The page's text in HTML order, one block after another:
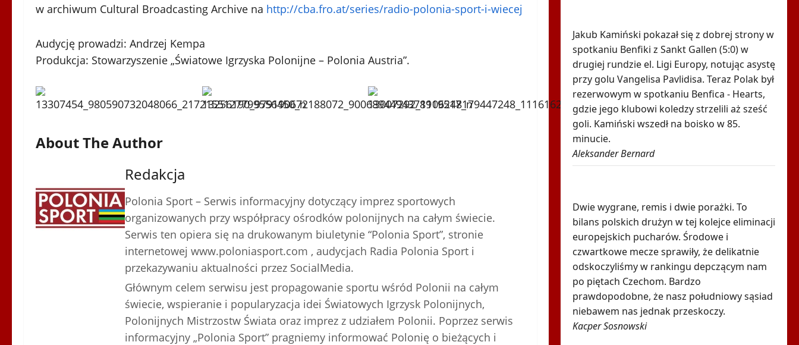
w archiwum Cultural Broadcasting Archive na http://cba.fro.at/series/radio-polonia-sport-i-wiecej
Audycję prowadzi: Andrzej Kempa
Produkcja: Stowarzyszenie „Światowe Igrzyska Polonijne – Polonia Austria”.
About The Author
Redakcja
Polonia Sport – Serwis informacyjny dotyczący imprez sportowych
organizowanych przy współpracy ośrodków polonijnych na całym świecie.
Serwis ten opiera się na drukowanym biuletynie “Polonia Sport”, stronie
internetowej www.poloniasport.com , audycjach Radia Polonia Sport i
przekazywaniu aktualności przez SocialMedia.
Głównym celem serwisu jest propagowanie sportu wśród Polonii na całym
świecie, wspieranie i popularyzacja idei Światowych Igrzysk Polonijnych,
Polonijnych Mistrzostw Świata oraz imprez z udziałem Polonii. Poprzez serwis
informacyjny „Polonia Sport” pragniemy informować Polonię o bieżących i
Jakub Kamiński pokazał się z dobrej strony w
spotkaniu Benfiki z Sankt Gallen (5:0) w
drugiej rundzie el. Ligi Europy, notując asystę
przy golu Vangelisa Pavlidisa. Teraz Polak był
rezerwowym w spotkaniu Benfica - Hearts,
gdzie jego klubowi koledzy strzelili aż sześć
goli. Kamiński wszedł na boisko w 85.
minucie.
Aleksander Bernard
Dwie wygrane, remis i dwie porażki. To
bilans polskich drużyn w tej kolejce eliminacji
europejskich pucharów. Środowe i
czwartkowe mecze sprawiły, że delikatnie
odskoczyliśmy w rankingu depczącym nam
po piętach Czechom. Bardzo
prawdopodobne, że nasz południowy sąsiad
niebawem nas jednak przeskoczy.
Kacper Sosnowski